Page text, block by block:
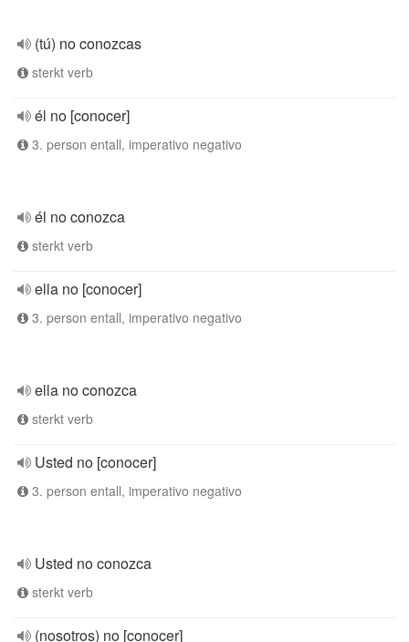
(tú) no conozcas
sterkt verb
él no [conocer]
3. person entall, imperativo negativo
él no conozca
sterkt verb
ella no [conocer]
3. person entall, imperativo negativo
ella no conozca
sterkt verb
Usted no [conocer]
3. person entall, imperativo negativo
Usted no conozca
sterkt verb
(nosotros) no [conocer]